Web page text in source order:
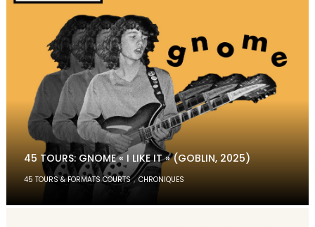
45 TOURS: GNOME « I LIKE IT » (GOBLIN, 2025)
45 TOURS & FORMATS COURTS,CHRONIQUES